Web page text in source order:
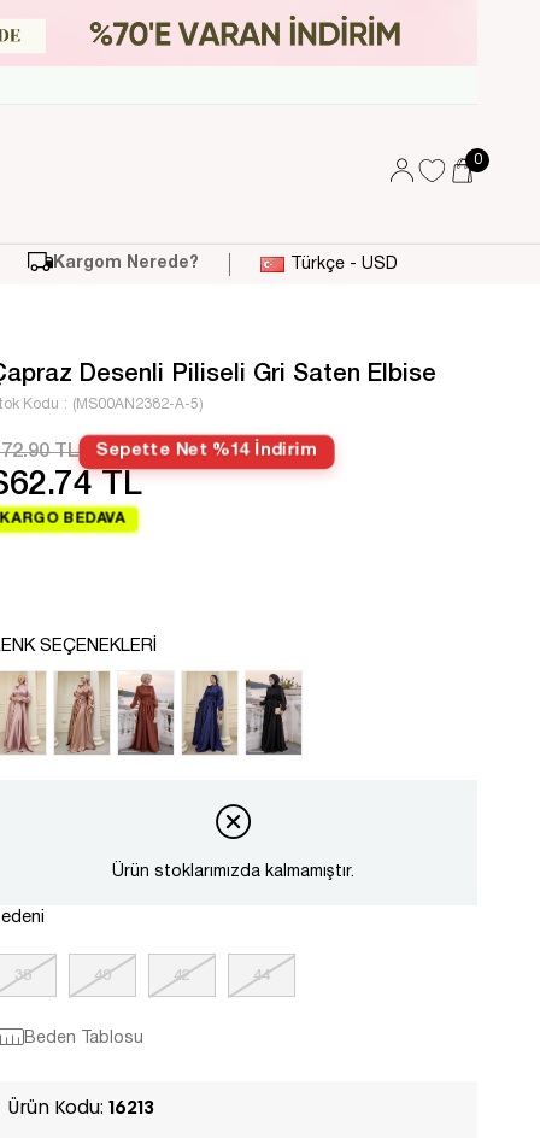
0
Kargom Nerede? Türkçe - USD
Desenli Piliseli Gri Saten Elbise
Kodu (MS00AN2382-A-5)
TL Sepette Net %14 İndirim
TL
KARGO BEDAVA
SEÇENEKLERI
Ürün stoklarımızda kalmamıştır.
38 40 42 44
Beden Tablosu
Ürün Kodu: 16213